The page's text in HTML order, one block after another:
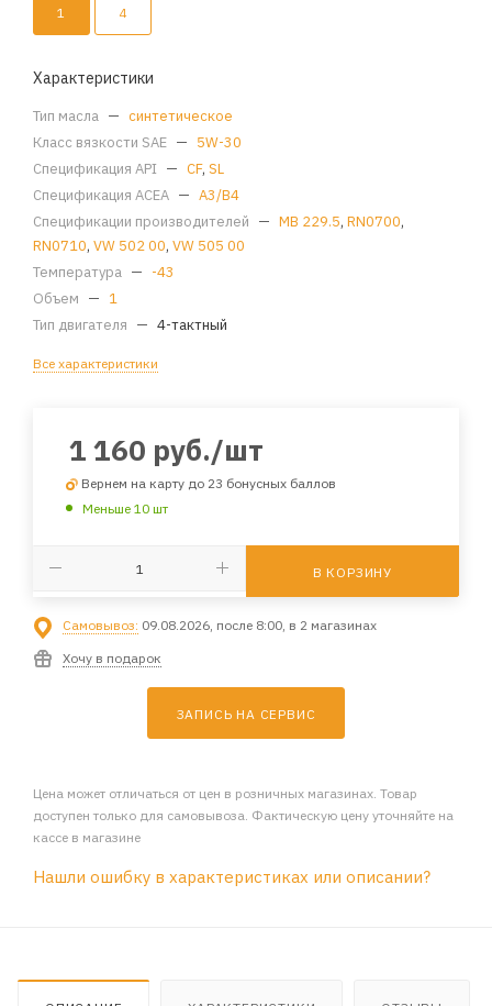
1 4
Характеристики
Тип масла — синтетическое
Класс вязкости SAE — 5W-30
Спецификация API — CF, SL
Спецификация ACEA — A3/B4
Спецификации производителей — MB 229.5, RN0700,
RN0710, VW 502 00, VW 505 00
Температура — -43
Объем — 1
Тип двигателя — 4-тактный
Все характеристики
1 160 руб./шт
Вернем на карту до 23 бонусных баллов
Меньше 10 шт
В КОРЗИНУ
Самовывоз: 09.08.2026, после 8:00, в 2 магазинах
Хочу в подарок
ЗАПИСЬ НА СЕРВИС
Цена может отличаться от цен в розничных магазинах. Товар
доступен только для самовывоза. Фактическую цену уточняйте на
кассе в магазине
Нашли ошибку в характеристиках или описании?